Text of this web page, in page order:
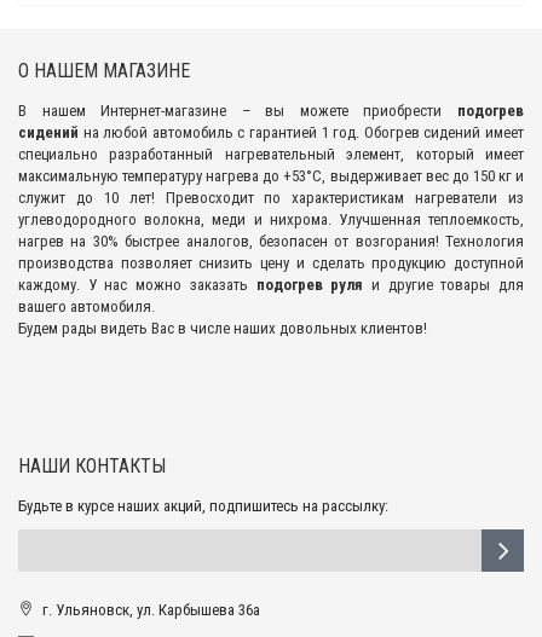
О НАШЕМ МАГАЗИНЕ
В нашем Интернет-магазине – вы можете приобрести подогрев
сидений на любой автомобиль с гарантией 1 год. Обогрев сидений имеет
специально разработанный нагревательный элемент, который имеет
максимальную температуру нагрева до +53°С, выдерживает вес до 150 кг и
служит до 10 лет! Превосходит по характеристикам нагреватели из
углеводородного волокна, меди и нихрома. Улучшенная теплоемкость,
нагрев на 30% быстрее аналогов, безопасен от возгорания! Технология
производства позволяет снизить цену и сделать продукцию доступной
каждому. У нас можно заказать подогрев руля и другие товары для
вашего автомобиля.
Будем рады видеть Вас в числе наших довольных клиентов!
НАШИ КОНТАКТЫ
Будьте в курсе наших акций, подпишитесь на рассылку:
г. Ульяновск, ул. Карбышева 36а